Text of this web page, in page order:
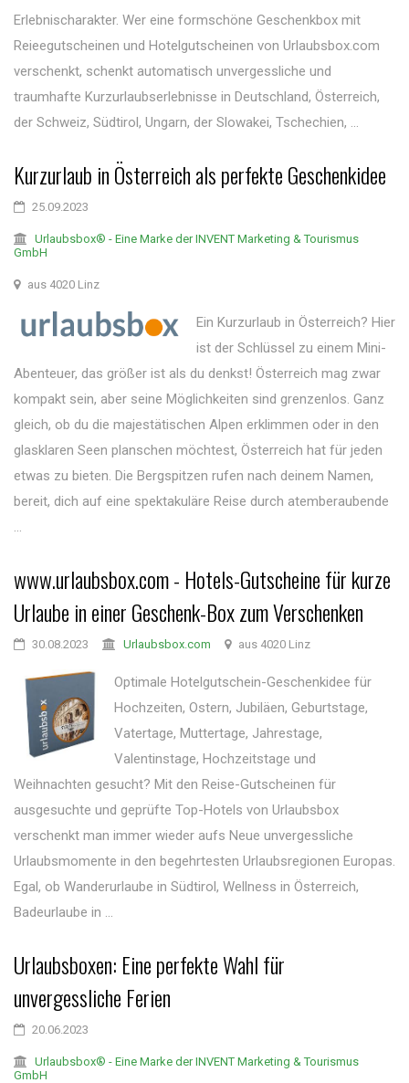
Erlebnischarakter. Wer eine formschöne Geschenkbox mit
Reieegutscheinen und Hotelgutscheinen von Urlaubsbox.com
verschenkt, schenkt automatisch unvergessliche und
traumhafte Kurzurlaubserlebnisse in Deutschland, Österreich,
der Schweiz, Südtirol, Ungarn, der Slowakei, Tschechien, ...
Kurzurlaub in Österreich als perfekte Geschenkidee
25.09.2023
Urlaubsbox® - Eine Marke der INVENT Marketing & Tourismus
GmbH
aus 4020 Linz
Ein Kurzurlaub in Österreich? Hier
ist der Schlüssel zu einem Mini-
Abenteuer, das größer ist als du denkst! Österreich mag zwar
kompakt sein, aber seine Möglichkeiten sind grenzenlos. Ganz
gleich, ob du die majestätischen Alpen erklimmen oder in den
glasklaren Seen planschen möchtest, Österreich hat für jeden
etwas zu bieten. Die Bergspitzen rufen nach deinem Namen,
bereit, dich auf eine spektakuläre Reise durch atemberaubende
...
www.urlaubsbox.com - Hotels-Gutscheine für kurze
Urlaube in einer Geschenk-Box zum Verschenken
30.08.2023 Urlaubsbox.com aus 4020 Linz
Optimale Hotelgutschein-Geschenkidee für
Hochzeiten, Ostern, Jubiläen, Geburtstage,
Vatertage, Muttertage, Jahrestage,
Valentinstage, Hochzeitstage und
Weihnachten gesucht? Mit den Reise-Gutscheinen für
ausgesuchte und geprüfte Top-Hotels von Urlaubsbox
verschenkt man immer wieder aufs Neue unvergessliche
Urlaubsmomente in den begehrtesten Urlaubsregionen Europas.
Egal, ob Wanderurlaube in Südtirol, Wellness in Österreich,
Badeurlaube in ...
Urlaubsboxen: Eine perfekte Wahl für
unvergessliche Ferien
20.06.2023
Urlaubsbox® - Eine Marke der INVENT Marketing & Tourismus
GmbH